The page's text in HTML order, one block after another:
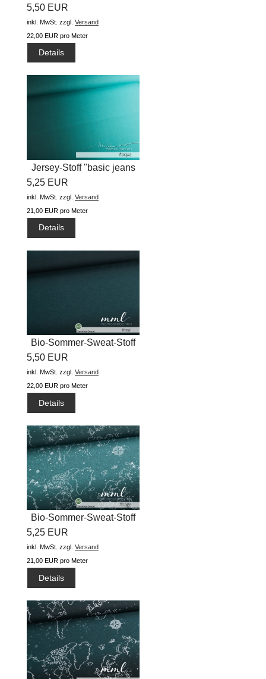
"basic...
5,50 EUR
inkl. MwSt. zzgl. Versand
22,00 EUR pro Meter
Details
Jersey-Stoff "basic jeans
5,25 EUR
inkl. MwSt. zzgl. Versand
21,00 EUR pro Meter
Details
Bio-Sommer-Sweat-Stoff
"jeans...
5,50 EUR
inkl. MwSt. zzgl. Versand
22,00 EUR pro Meter
Details
Bio-Sommer-Sweat-Stoff
5,25 EUR
inkl. MwSt. zzgl. Versand
21,00 EUR pro Meter
Details